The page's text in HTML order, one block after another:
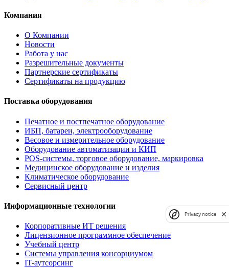
Компания
О Компании
Новости
Работа у нас
Разрешительные документы
Партнерские сертификаты
Сертификаты на продукцию
Поставка оборудования
Печатное и постпечатное оборудование
ИБП, батареи, электрооборудование
Весовое и измерительное оборудование
Оборудование автоматизации и КИП
POS-системы, торговое оборудование, маркировка
Медицинское оборудование и изделия
Климатическое оборудование
Сервисный центр
Информационные технологии
Корпоративные ИТ решения
Лицензионное программное обеспечение
Учебный центр
Системы управления консорциумом
IT-аутсорсинг
Privacy notice